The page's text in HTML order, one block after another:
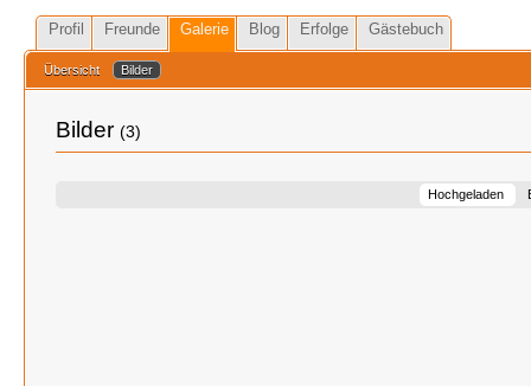
Profil Freunde Galerie Blog Erfolge Gästebuch
Übersicht Bilder
Bilder (3)
Hochgeladen